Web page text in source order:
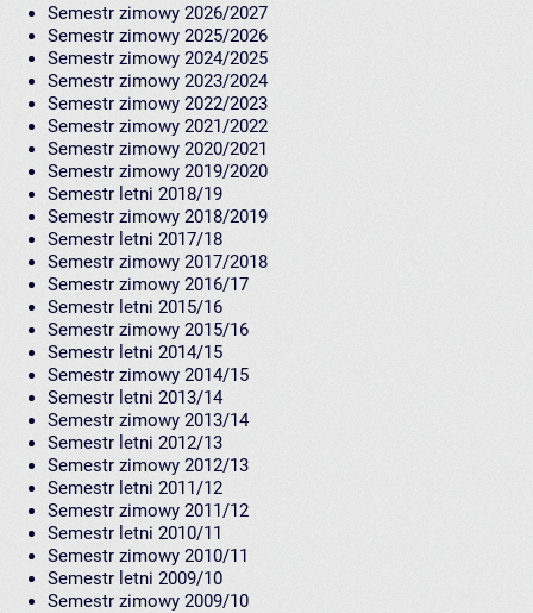
Semestr zimowy 2026/2027
Semestr zimowy 2025/2026
Semestr zimowy 2024/2025
Semestr zimowy 2023/2024
Semestr zimowy 2022/2023
Semestr zimowy 2021/2022
Semestr zimowy 2020/2021
Semestr zimowy 2019/2020
Semestr letni 2018/19
Semestr zimowy 2018/2019
Semestr letni 2017/18
Semestr zimowy 2017/2018
Semestr zimowy 2016/17
Semestr letni 2015/16
Semestr zimowy 2015/16
Semestr letni 2014/15
Semestr zimowy 2014/15
Semestr letni 2013/14
Semestr zimowy 2013/14
Semestr letni 2012/13
Semestr zimowy 2012/13
Semestr letni 2011/12
Semestr zimowy 2011/12
Semestr letni 2010/11
Semestr zimowy 2010/11
Semestr letni 2009/10
Semestr zimowy 2009/10